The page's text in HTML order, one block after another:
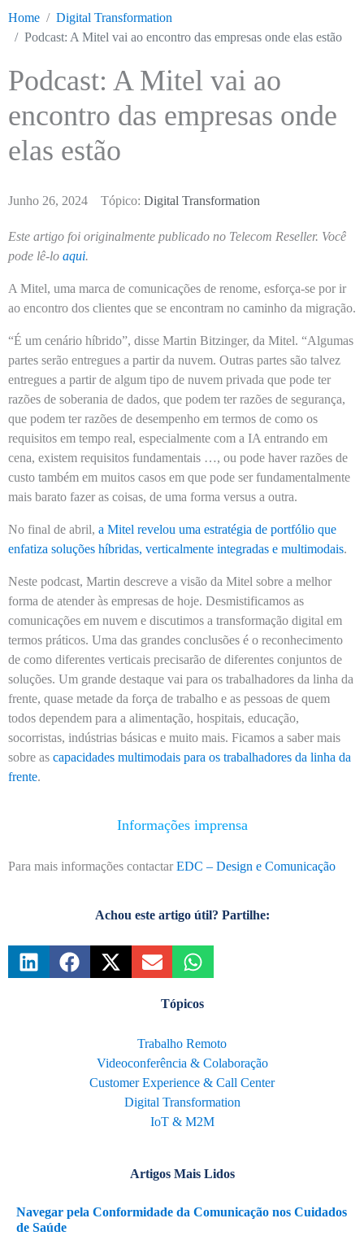
Home
Digital Transformation
Podcast: A Mitel vai ao encontro das empresas onde elas estão
Podcast: A Mitel vai ao
encontro das empresas onde
elas estão
Junho 26, 2024 Tópico: Digital Transformation
Este artigo foi originalmente publicado no Telecom Reseller. Você
pode lê-lo aqui.
A Mitel, uma marca de comunicações de renome, esforça-se por ir
ao encontro dos clientes que se encontram no caminho da migração.
“É um cenário híbrido”, disse Martin Bitzinger, da Mitel. “Algumas
partes serão entregues a partir da nuvem. Outras partes são talvez
entregues a partir de algum tipo de nuvem privada que pode ter
razões de soberania de dados, que podem ter razões de segurança,
que podem ter razões de desempenho em termos de como os
requisitos em tempo real, especialmente com a IA entrando em
cena, existem requisitos fundamentais …, ou pode haver razões de
custo também em muitos casos em que pode ser fundamentalmente
mais barato fazer as coisas, de uma forma versus a outra.
No final de abril, a Mitel revelou uma estratégia de portfólio que
enfatiza soluções híbridas, verticalmente integradas e multimodais.
Neste podcast, Martin descreve a visão da Mitel sobre a melhor
forma de atender às empresas de hoje. Desmistificamos as
comunicações em nuvem e discutimos a transformação digital em
termos práticos. Uma das grandes conclusões é o reconhecimento
de como diferentes verticais precisarão de diferentes conjuntos de
soluções. Um grande destaque vai para os trabalhadores da linha da
frente, quase metade da força de trabalho e as pessoas de quem
todos dependem para a alimentação, hospitais, educação,
socorristas, indústrias básicas e muito mais. Ficamos a saber mais
sobre as capacidades multimodais para os trabalhadores da linha da
frente.
Informações imprensa
Para mais informações contactar EDC – Design e Comunicação
Achou este artigo útil? Partilhe:
Tópicos
Trabalho Remoto
Videoconferência & Colaboração
Customer Experience & Call Center
Digital Transformation
IoT & M2M
Artigos Mais Lidos
Navegar pela Conformidade da Comunicação nos Cuidados
de Saúde